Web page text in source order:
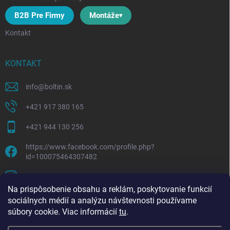
Na prispôsobenie obsahu a reklám, poskytovanie funkcií
sociálnych médií a analýzu návštevnosti používame
súbory cookie. Viac informácií tu.
B2B Pre Firmy Montáže
Kontakt
KONTAKT
info@boltin.sk
+421 917 380 165
+421 944 130 256
https://www.facebook.com/profile.php?
id=100075464307482